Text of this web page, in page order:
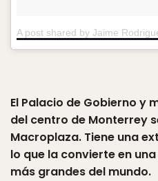
El Palacio de Gobierno y
del centro de Monterrey
Macroplaza. Tiene una
lo que la convierte en
más grandes del mundo.